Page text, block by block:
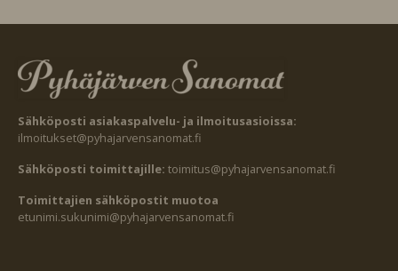
Sähköposti asiakaspalvelu- ja ilmoitusasioissa:
ilmoitukset@pyhajarvensanomat.fi
Sähköposti toimittajille: toimitus@pyhajarvensanomat.fi
Toimittajien sähköpostit muotoa
etunimi.sukunimi@pyhajarvensanomat.fi